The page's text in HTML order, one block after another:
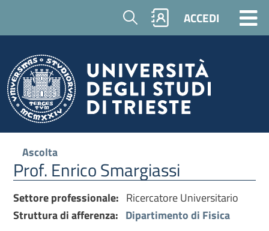
Cerca ACCEDI
Ascolta
Prof. Enrico Smargiassi
Settore professionale: Ricercatore Universitario
Struttura di afferenza: Dipartimento di Fisica